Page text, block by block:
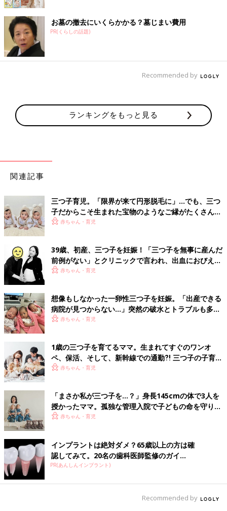
お墓の撤去にいくらかかる？墓じまい費用
PR(くらしの話題)
Recommended by
ランキングをもっと見る
関連記事
三つ子育児。「限界が来て円形脱毛に」…でも、三つ
子だからこそ生まれた宝物のようなご縁がたくさん！
【体験談】
赤ちゃん・育児
39歳、初産、三つ子を妊娠！「三つ子を無事に産んだ
前例がない」とクリニックで言われ、出血におびえる
日々…【桑子英里アナ・インタビュー】
赤ちゃん・育児
想像もしなかった一卵性三つ子を妊娠。「出産できる
病院が見つからない…」突然の破水とトラブルも多数
経験！【体験談】
赤ちゃん・育児
1歳の三つ子を育てるママ。生まれてすぐのワンオ
ペ、保活、そして、新幹線での通勤⁈ 三つ子の子育て
のリアル【多胎育児体験談】
赤ちゃん・育児
「まさか私が三つ子を…？」身長145cmの体で3人を
授かったママ。孤独な管理入院で子どもの命を守り抜
いた！【多胎インタビュー・前編】
赤ちゃん・育児
インプラントは絶対ダメ？65歳以上の方は確
認してみて。20名の歯科医師監修のガイ...
PR(あんしんインプラント)
Recommended by